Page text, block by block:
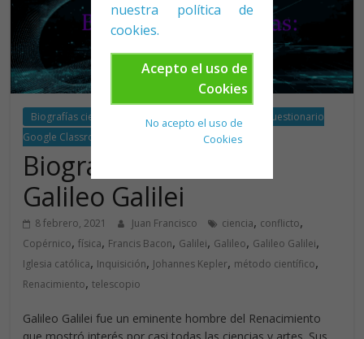
nuestra política de
cookies.
Acepto el uso de
Cookies
No acepto el uso de
Cookies
Biografías científicas Cuestionario de física
Cuestionario
Google Classroom
Biografías científicas:
Galileo Galilei
8 febrero, 2021 Juan Francisco ciencia, conflicto,
Copérnico,física, Francis Bacon, Galilei, Galileo, Galileo Galilei,
Iglesia católica, Inquisición, Johannes Kepler, método científico,
Renacimiento,telescopio
Galileo Galilei fue un eminente hombre del Renacimiento